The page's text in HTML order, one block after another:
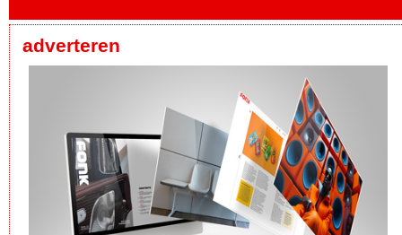
adverteren